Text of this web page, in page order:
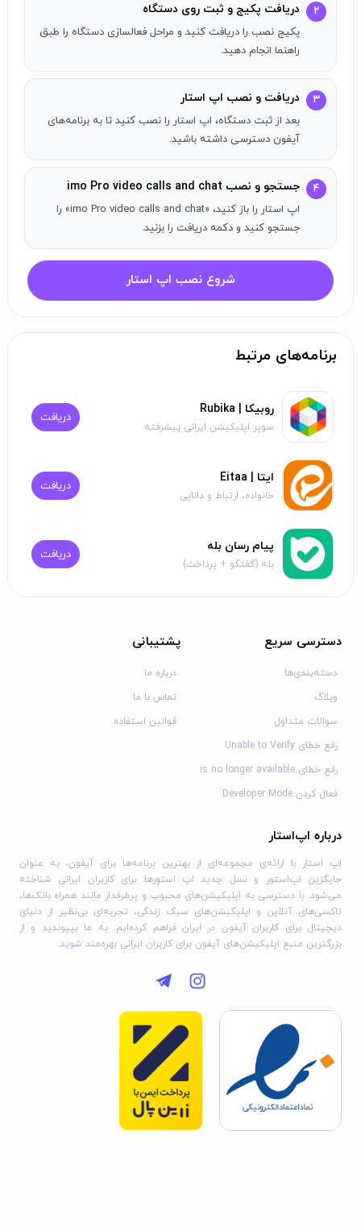
صورت می‌گیرد.
اشتراک‌ها به صورت خودکار با هزینه بسته انتخابی تجدید می‌شوند،
مگر اینکه 24 ساعت قبل از پایان دوره جاری لغو شوند.
هزینه اشتراک به حساب iTunes شما در زمان تأیید خرید اعمال
می‌شود.
شما می‌توانید اشتراک خود را مدیریت کرده و گزینه خودکار تجدید را با
رفتن به تنظیمات حساب خود بعد از خرید خاموش کنید.
بر اساس سیاست اپل، نه لغو در طول دوره فعال اشتراک مجاز است.
پس از خرید، بازپرداخت برای هر بخش استفاده نشده از دوره ارائه
نخواهد شد.
۲ دریافت پکیج و ثبت روی دستگاه
پکیج نصب را دریافت کنید و مراحل فعالسازی دستگاه را طبق
راهنما انجام دهید.
۳ دریافت و نصب اپ استار
بعد از ثبت دستگاه، اپ استار را نصب کنید تا به برنامه‌های
آیفون دسترسی داشته باشید.
۴ جستجو و نصب imo Pro video calls and chat
اپ استار را باز کنید، «imo Pro video calls and chat» را
جستجو کنید و دکمه دریافت را بزنید.
شروع نصب اپ استار
برنامه‌های مرتبط
روبیکا | Rubika
سوپر اپلیکیشن ایرانی پیشرفته
دریافت
ایتا | Eitaa
خانواده، ارتباط و دانایی
دریافت
پیام رسان بله
بله (گفتگو + پرداخت)
دریافت
دسترسی سریع
دسته‌بندی‌ها
وبلاگ
سوالات متداول
رفع خطای Unable to Verify
رفع خطای is no longer available
فعال کردن Developer Mode
پشتیبانی
درباره ما
تماس با ما
قوانین استفاده
درباره اپ‌استار
اپ استار با ارائه‌ی مجموعه‌ای از بهترین برنامه‌ها برای آیفون، به عنوان
جایگزین اپ‌استور و نسل جدید اپ استورها برای کاربران ایرانی شناخته
می‌شود. با دسترسی به اپلیکیشن‌های محبوب و پرطرفدار مانند همراه بانک‌ها،
تاکسی‌های آنلاین و اپلیکیشن‌های سبک زندگی، تجربه‌ای بی‌نظیر از دنیای
دیجیتال برای کاربران آیفون در ایران فراهم کرده‌ایم. به ما بپیوندید و از
بزرگترین منبع اپلیکیشن‌های آیفون برای کاربران ایرانی بهره‌مند شوید.